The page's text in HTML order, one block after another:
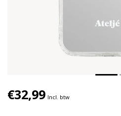
€32,99 Incl. btw